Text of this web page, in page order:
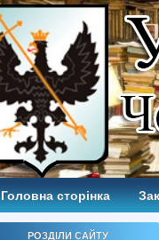
Головна сторінка
РОЗДІЛИ САЙТУ